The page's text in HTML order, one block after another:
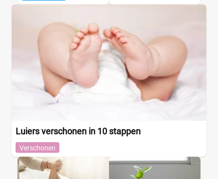
Luiers verschonen in 10 stappen
Verschonen